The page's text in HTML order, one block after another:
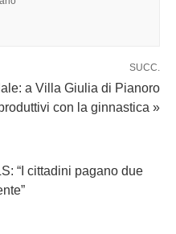
SUCC.
a Villa Giulia di Pianoro
con la ginnastica »
“I cittadini pagano due